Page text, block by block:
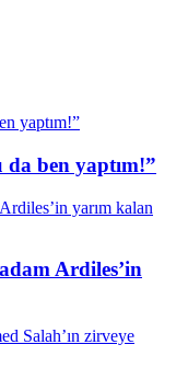
da ben yaptım!”
Ardiles’in